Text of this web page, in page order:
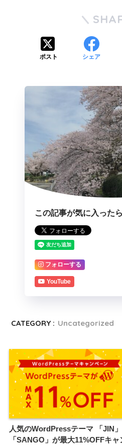
ポスト シェア
この記事が気に入った
フォローする
YouTube
CATEGORY : Uncategorized
人気のWordPressテーマ 「JIN」
「SANGO」が最大11%OFFキャ